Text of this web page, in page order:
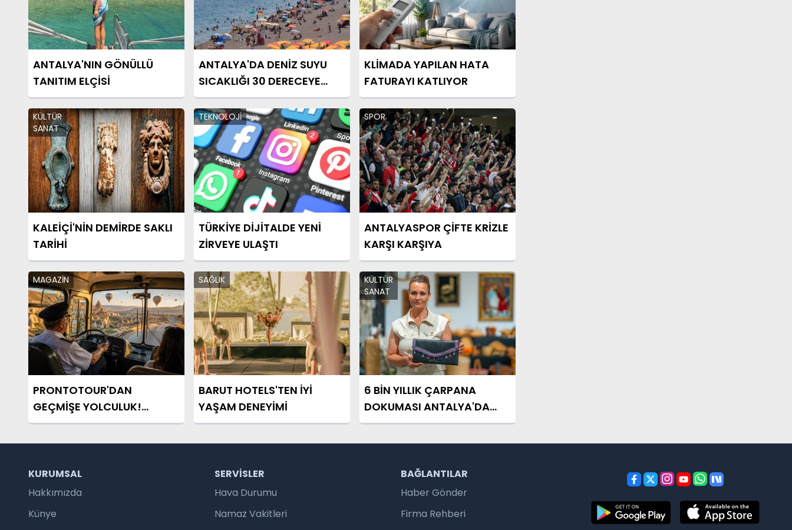
ANTALYA'NIN GÖNÜLLÜ
TANITIM ELÇİSİ
ANTALYA'DA DENİZ SUYU
SICAKLIĞI 30 DERECEYE
ULAŞTI
KLİMADA YAPILAN HATA
FATURAYI KATLIYOR
KÜLTÜR
SANAT
KALEİÇİ'NİN DEMİRDE SAKLI
TARİHİ
TEKNOLOJİ
TÜRKİYE DİJİTALDE YENİ
ZİRVEYE ULAŞTI
SPOR
ANTALYASPOR ÇİFTE KRİZLE
KARŞI KARŞIYA
MAGAZİN
PRONTOTOUR'DAN
GEÇMİŞE YOLCULUK!
NOSTALJİK OTOBÜSLÜ
KAPADOKYA TURU
SAĞLIK
BARUT HOTELS'TEN İYİ
YAŞAM DENEYİMİ
KÜLTÜR
SANAT
6 BİN YILLIK ÇARPANA
DOKUMASI ANTALYA'DA
YENİDEN HAYAT BULDU
KURUMSAL
Hakkımızda
Künye
SERVISLER
Hava Durumu
Namaz Vakitleri
BAĞLANTILAR
Haber Gönder
Firma Rehberi